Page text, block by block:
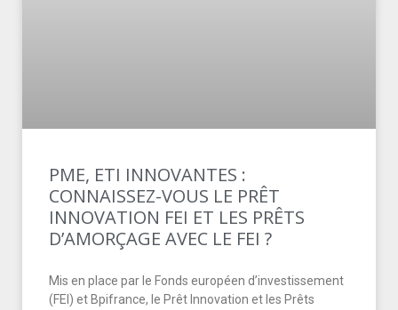
PME, ETI INNOVANTES :
CONNAISSEZ-VOUS LE PRÊT
INNOVATION FEI ET LES PRÊTS
D’AMORÇAGE AVEC LE FEI ?
Mis en place par le Fonds européen d’investissement
(FEI) et Bpifrance, le Prêt Innovation et les Prêts